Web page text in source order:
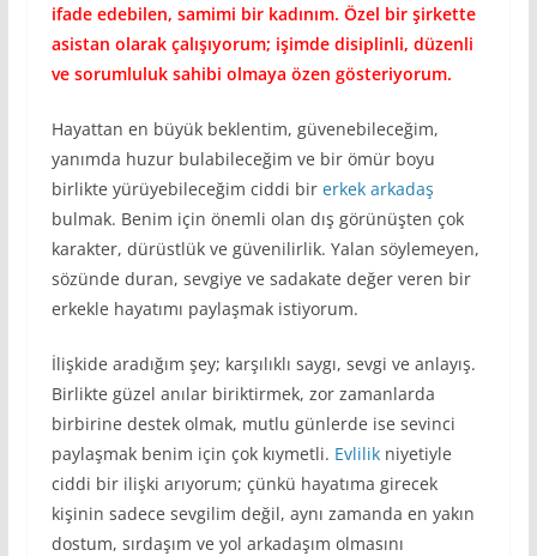
ifade edebilen, samimi bir kadınım. Özel bir şirkette
asistan olarak çalışıyorum; işimde disiplinli, düzenli
ve sorumluluk sahibi olmaya özen gösteriyorum.
Hayattan en büyük beklentim, güvenebileceğim,
yanımda huzur bulabileceğim ve bir ömür boyu
birlikte yürüyebileceğim ciddi bir erkek arkadaş
bulmak. Benim için önemli olan dış görünüşten çok
karakter, dürüstlük ve güvenilirlik. Yalan söylemeyen,
sözünde duran, sevgiye ve sadakate değer veren bir
erkekle hayatımı paylaşmak istiyorum.
İlişkide aradığım şey; karşılıklı saygı, sevgi ve anlayış.
Birlikte güzel anılar biriktirmek, zor zamanlarda
birbirine destek olmak, mutlu günlerde ise sevinci
paylaşmak benim için çok kıymetli. Evlilikniyetiyle
ciddi bir ilişki arıyorum; çünkü hayatıma girecek
kişinin sadece sevgilim değil, aynı zamanda en yakın
dostum, sırdaşım ve yol arkadaşım olmasını